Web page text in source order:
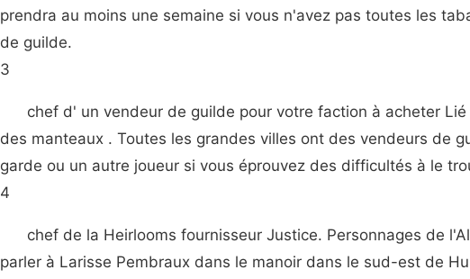
prendra au moins une semaine si vous n'avez pas toutes les
de guilde.
3
chef d' un vendeur de guilde pour votre faction à acheter
des manteaux . Toutes les grandes villes ont des vendeurs de
garde ou un autre joueur si vous éprouvez des difficultés à le
4
chef de la Heirlooms fournisseur Justice. Personnages de
parler à Larisse Pembraux dans le manoir dans le sud-est de